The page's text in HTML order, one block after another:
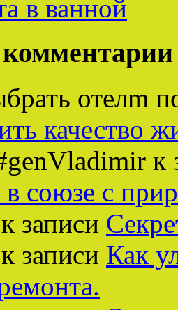
в ванной
отелm
качество
к
союзе с
к записи
к записи Как